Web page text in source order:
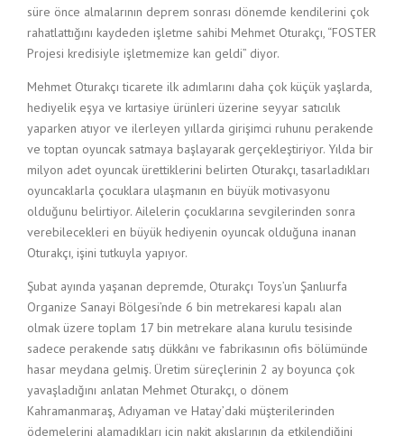
süre önce almalarının deprem sonrası dönemde kendilerini çok
rahatlattığını kaydeden işletme sahibi Mehmet Oturakçı, “FOSTER
Projesi kredisiyle işletmemize kan geldi” diyor.
Mehmet Oturakçı ticarete ilk adımlarını daha çok küçük yaşlarda,
hediyelik eşya ve kırtasiye ürünleri üzerine seyyar satıcılık
yaparken atıyor ve ilerleyen yıllarda girişimci ruhunu perakende
ve toptan oyuncak satmaya başlayarak gerçekleştiriyor. Yılda bir
milyon adet oyuncak ürettiklerini belirten Oturakçı, tasarladıkları
oyuncaklarla çocuklara ulaşmanın en büyük motivasyonu
olduğunu belirtiyor. Ailelerin çocuklarına sevgilerinden sonra
verebilecekleri en büyük hediyenin oyuncak olduğuna inanan
Oturakçı, işini tutkuyla yapıyor.
Şubat ayında yaşanan depremde, Oturakçı Toys’un Şanlıurfa
Organize Sanayi Bölgesi’nde 6 bin metrekaresi kapalı alan
olmak üzere toplam 17 bin metrekare alana kurulu tesisinde
sadece perakende satış dükkânı ve fabrikasının ofis bölümünde
hasar meydana gelmiş. Üretim süreçlerinin 2 ay boyunca çok
yavaşladığını anlatan Mehmet Oturakçı, o dönem
Kahramanmaraş, Adıyaman ve Hatay’daki müşterilerinden
ödemelerini alamadıkları için nakit akışlarının da etkilendiğini